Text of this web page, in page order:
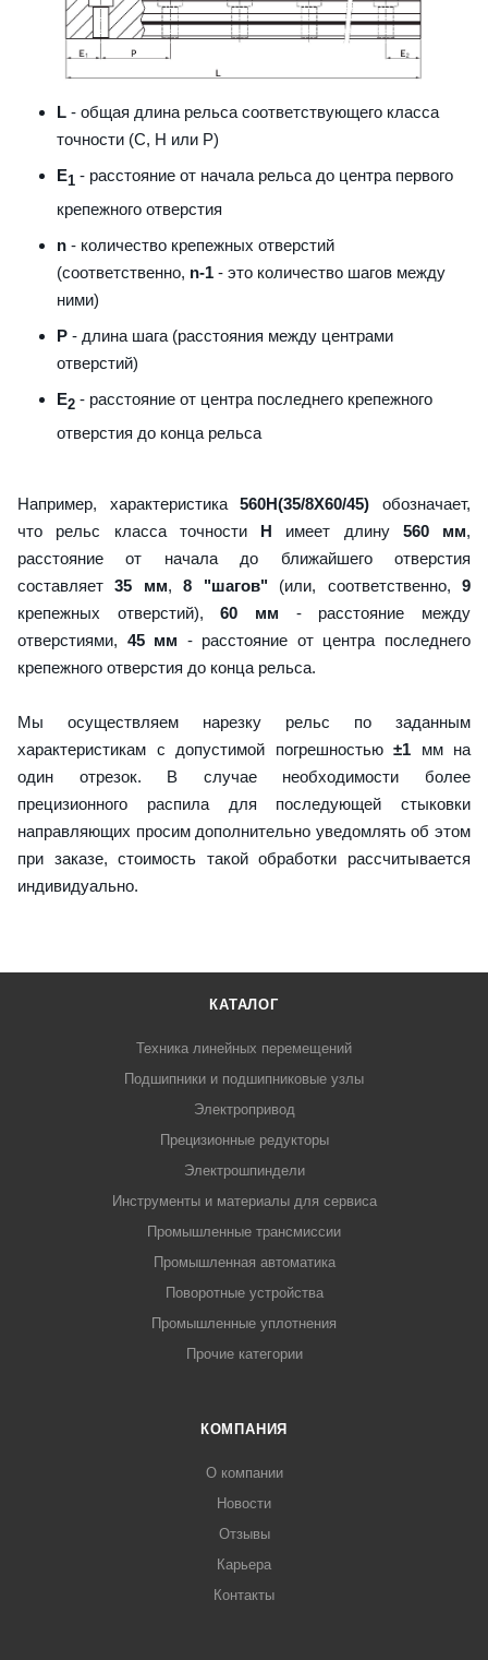
L - общая длина рельса соответствующего класса
точности (С, H или Р)
E1 - расстояние от начала рельса до центра первого
крепежного отверстия
n - количество крепежных отверстий
(соответственно, n-1 - это количество шагов между
ними)
P - длина шага (расстояния между центрами
отверстий)
E2 - расстояние от центра последнего крепежного
отверстия до конца рельса
Например, характеристика560H(35/8X60/45) обозначает,
что рельс класса точности H имеет длину 560 мм,
расстояние от начала до ближайшего отверстия
составляет35 мм,8 "шагов" (или, соответственно,9
крепежных отверстий),60 мм - расстояние между
отверстиями, 45 мм - расстояние от центра последнего
крепежного отверстия до конца рельса.
Мы осуществляем нарезку рельс по заданным
характеристикам с допустимой погрешностью ±1 мм на
один отрезок. В случае необходимости более
прецизионного распила для последующей стыковки
направляющих просим дополнительно уведомлять об этом
при заказе, стоимость такой обработки рассчитывается
индивидуально.
КАТАЛОГ
Техника линейных перемещений
Подшипники и подшипниковые узлы
Электропривод
Прецизионные редукторы
Электрошпиндели
Инструменты и материалы для сервиса
Промышленные трансмиссии
Промышленная автоматика
Поворотные устройства
Промышленные уплотнения
Прочие категории
КОМПАНИЯ
О компании
Новости
Отзывы
Карьера
Контакты